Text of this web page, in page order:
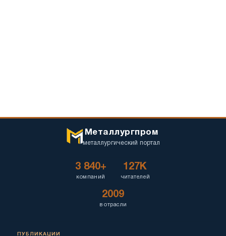
Металлургпром
металлургический портал
3 840+
компаний
127K
читателей
2009
в отрасли
ПУБЛИКАЦИИ